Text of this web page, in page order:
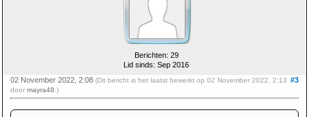
Berichten: 29
Lid sinds: Sep 2016
#3
02 November 2022, 2:08 (Dit bericht is het laatst bewerkt op 02 November 2022, 2:13
door mayra48 .)